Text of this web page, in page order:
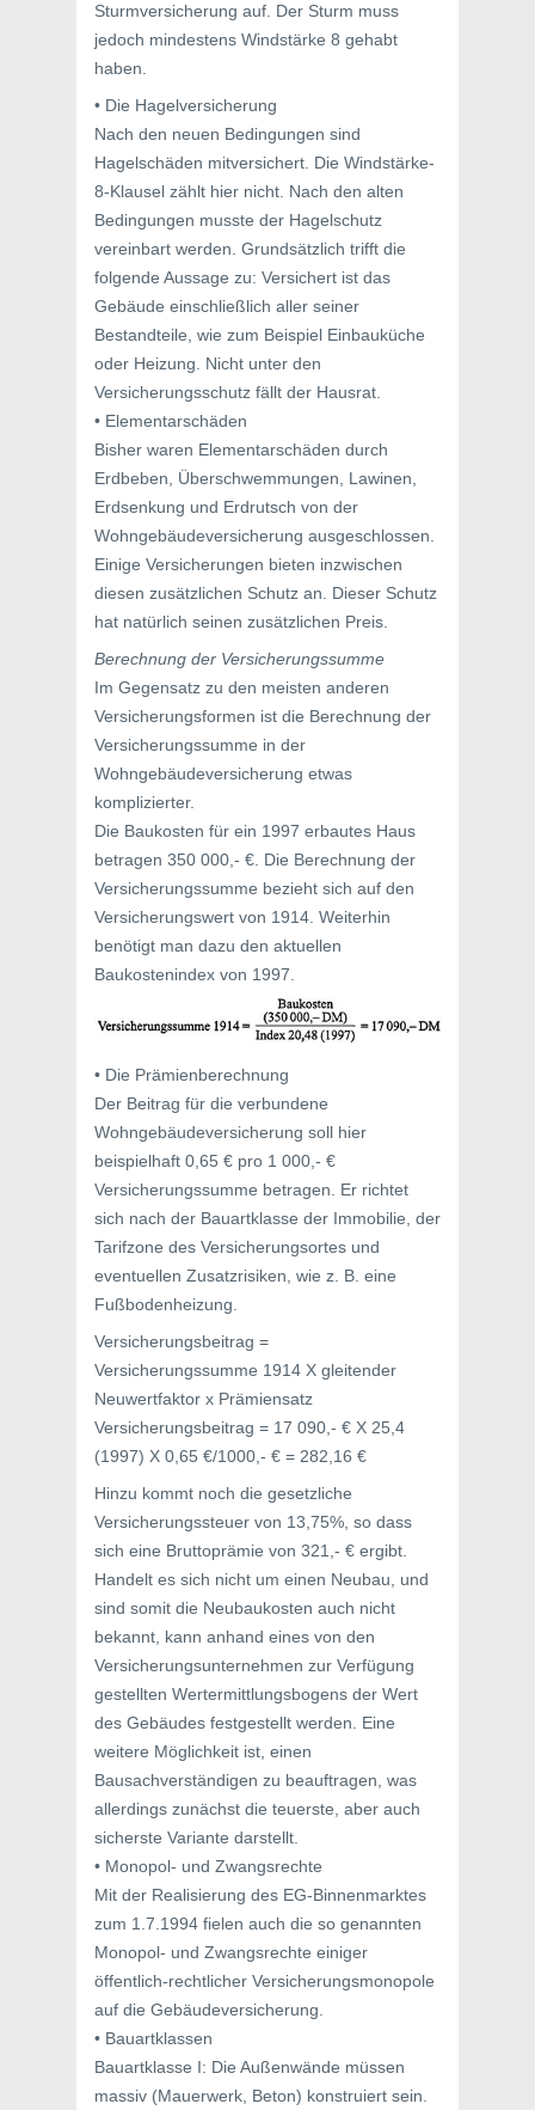
Sturmversicherung auf. Der Sturm muss
jedoch mindestens Windstärke 8 gehabt
haben.
• Die Hagelversicherung
Nach den neuen Bedingungen sind
Hagelschäden mitversichert. Die Windstärke-
8-Klausel zählt hier nicht. Nach den alten
Bedingungen musste der Hagelschutz
vereinbart werden. Grundsätzlich trifft die
folgende Aussage zu: Versichert ist das
Gebäude einschließlich aller seiner
Bestandteile, wie zum Beispiel Einbauküche
oder Heizung. Nicht unter den
Versicherungsschutz fällt der Hausrat.
• Elementarschäden
Bisher waren Elementarschäden durch
Erdbeben, Überschwemmungen, Lawinen,
Erdsenkung und Erdrutsch von der
Wohngebäudeversicherung ausgeschlossen.
Einige Versicherungen bieten inzwischen
diesen zusätzlichen Schutz an. Dieser Schutz
hat natürlich seinen zusätzlichen Preis.
Berechnung der Versicherungssumme
Im Gegensatz zu den meisten anderen
Versicherungsformen ist die Berechnung der
Versicherungssumme in der
Wohngebäudeversicherung etwas
komplizierter.
Die Baukosten für ein 1997 erbautes Haus
betragen 350 000,- €. Die Berechnung der
Versicherungssumme bezieht sich auf den
Versicherungswert von 1914. Weiterhin
benötigt man dazu den aktuellen
Baukostenindex von 1997.
• Die Prämienberechnung
Der Beitrag für die verbundene
Wohngebäudeversicherung soll hier
beispielhaft 0,65 € pro 1 000,- €
Versicherungssumme betragen. Er richtet
sich nach der Bauartklasse der Immobilie, der
Tarifzone des Versicherungsortes und
eventuellen Zusatzrisiken, wie z. B. eine
Fußbodenheizung.
Versicherungsbeitrag =
Versicherungssumme 1914 X gleitender
Neuwertfaktor x Prämiensatz
Versicherungsbeitrag = 17 090,- € X 25,4
(1997) X 0,65 €/1000,- € = 282,16 €
Hinzu kommt noch die gesetzliche
Versicherungssteuer von 13,75%, so dass
sich eine Bruttoprämie von 321,- € ergibt.
Handelt es sich nicht um einen Neubau, und
sind somit die Neubaukosten auch nicht
bekannt, kann anhand eines von den
Versicherungsunternehmen zur Verfügung
gestellten Wertermittlungsbogens der Wert
des Gebäudes festgestellt werden. Eine
weitere Möglichkeit ist, einen
Bausachverständigen zu beauftragen, was
allerdings zunächst die teuerste, aber auch
sicherste Variante darstellt.
• Monopol- und Zwangsrechte
Mit der Realisierung des EG-Binnenmarktes
zum 1.7.1994 fielen auch die so genannten
Monopol- und Zwangsrechte einiger
öffentlich-rechtlicher Versicherungsmonopole
auf die Gebäudeversicherung.
• Bauartklassen
Bauartklasse I: Die Außenwände müssen
massiv (Mauerwerk, Beton) konstruiert sein.